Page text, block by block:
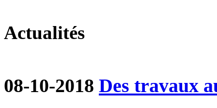
Actualités
08-10-2018 Des travaux